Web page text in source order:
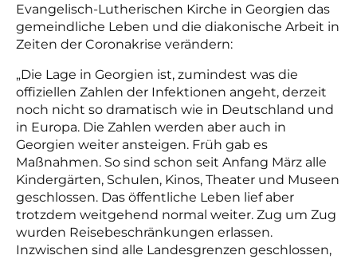
Evangelisch-Lutherischen Kirche in Georgien das
gemeindliche Leben und die diakonische Arbeit in
Zeiten der Coronakrise verändern:
„Die Lage in Georgien ist, zumindest was die
offiziellen Zahlen der Infektionen angeht, derzeit
noch nicht so dramatisch wie in Deutschland und
in Europa. Die Zahlen werden aber auch in
Georgien weiter ansteigen. Früh gab es
Maßnahmen. So sind schon seit Anfang März alle
Kindergärten, Schulen, Kinos, Theater und Museen
geschlossen. Das öffentliche Leben lief aber
trotzdem weitgehend normal weiter. Zug um Zug
wurden Reisebeschränkungen erlassen.
Inzwischen sind alle Landesgrenzen geschlossen,